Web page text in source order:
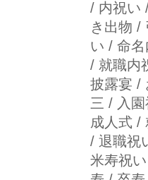
/ 内祝い
き出物 /
い / 命
/ 就職内
披露宴 /
三 / 入
成人式 /
/ 退職祝
米寿祝